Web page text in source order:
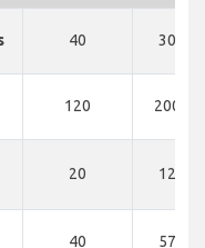
40 30 KM
120 200 KM
20 12 KM
40 57 KM